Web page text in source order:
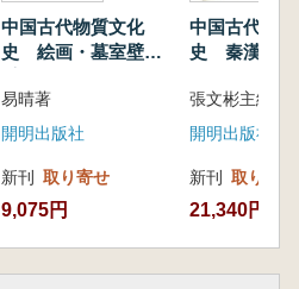
竹纸,明清以来宣纸以及各
貌,并论述了纸张的特点
响;二,以书家、书迹为经
巧、美学意蕴和文化价值
特点。书法史的基本内容
价值和审美价值等为衡量
书写佼佼者,并对其生平
的基本历程进行考察,揭
及特定书写内容存在的内
中国古代物質文化
史 絵画・墓室壁画
易晴著
開明出版社
新刊 取り寄せ
9,075円
中国古代物
史 秦漢
張文彬主編
開明出版社
新刊 取り寄せ
21,340円